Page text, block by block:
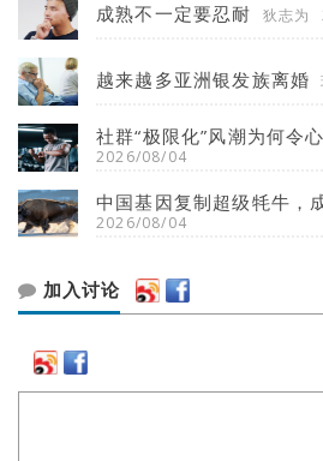
成熟不一定要忍耐 狄志为
越来越多亚洲银发族离婚
社群“极限化”风潮为何令
2026/08/04
中国基因复制超级牦牛，
2026/08/04
加入讨论